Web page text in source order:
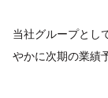
当社グループとし
やかに次期の業績